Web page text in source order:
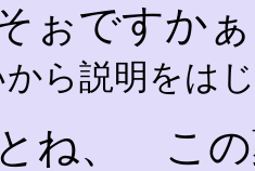
ぉですか
ら説明をは
ね、 この